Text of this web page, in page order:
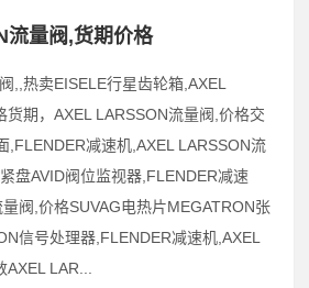
量阀,货期价格
,,热卖EISELE行星齿轮箱,AXEL
货期，AXEL LARSSON流量阀,价格交
,FLENDER减速机,AXEL LARSSON流
盘AVID阀位监视器,FLENDER减速
阀,价格SUVAG电热片MEGATRON张
信号处理器,FLENDER减速机,AXEL
LAR...